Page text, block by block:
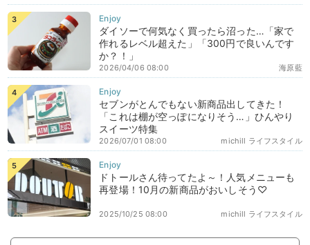
ダイソーで何気なく買ったら沼った…「家で
作れるレベル超えた」「300円で良いんです
か？！」
海原藍
2026/04/06 08:00
セブンがとんでもない新商品出してきた！
「これは棚が空っぽになりそう…」ひんやり
スイーツ特集
michill ライフスタイル
2026/07/01 08:00
ドトールさん待ってたよ～！人気メニューも
再登場！10月の新商品がおいしそう♡
michill ライフスタイル
2025/10/25 08:00